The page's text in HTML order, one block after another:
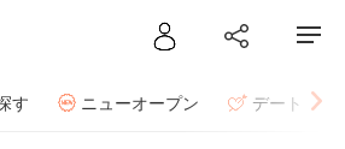
す ニューオープン デート